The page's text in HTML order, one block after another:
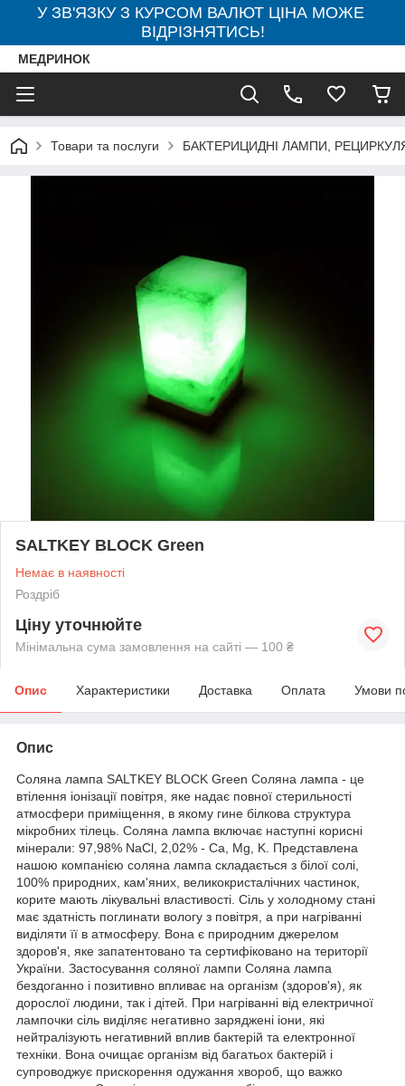
У ЗВ'ЯЗКУ З КУРСОМ ВАЛЮТ ЦІНА МОЖЕ
ВІДРІЗНЯТИСЬ!
МЕДРИНОК
Товари та послуги БАКТЕРИЦИДНІ ЛАМПИ,
SALTKEY BLOCK Green
Немає в наявності
Роздріб
Ціну уточнюйте
Мінімальна сума замовлення на сайті — 100 ₴
Опис Характеристики Доставка Оплата Умови
Опис
Соляна лампа SALTKEY BLOCK Green Соляна лампа - це
втілення іонізації повітря, яке надає повної стерильності
атмосфери приміщення, в якому гине білкова структура
мікробних тілець. Соляна лампа включає наступні корисні
мінерали: 97,98% NaCl, 2,02% - Ca, Mg, K. Представлена ​​
нашою компанією соляна лампа складається з білої солі,
100% природних, кам'яних, великокристалічних частинок,
корите мають лікувальні властивості. Сіль у холодному стані
має здатність поглинати вологу з повітря, а при нагріванні
виділяти її в атмосферу. Вона є природним джерелом
здоров'я, яке запатентовано та сертифіковано на території
України. Застосування соляної лампи Соляна лампа
бездоганно і позитивно впливає на організм (здоров'я), як
дорослої людини, так і дітей. При нагріванні від електричної
лампочки сіль виділяє негативно заряджені іони, які
нейтралізують негативний вплив бактерій та електронної
техніки. Вона очищає організм від багатьох бактерій і
супроводжує прискорення одужання хвороб, що важко